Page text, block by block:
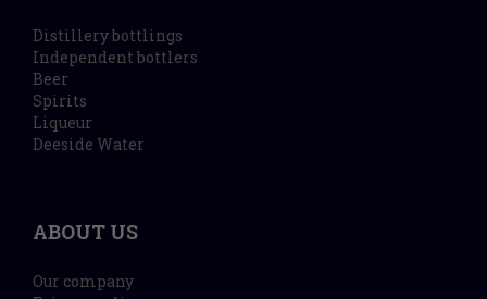
Distillery bottlings
Independent bottlers
Beer
Spirits
Liqueur
Deeside Water
ABOUT US
Our company